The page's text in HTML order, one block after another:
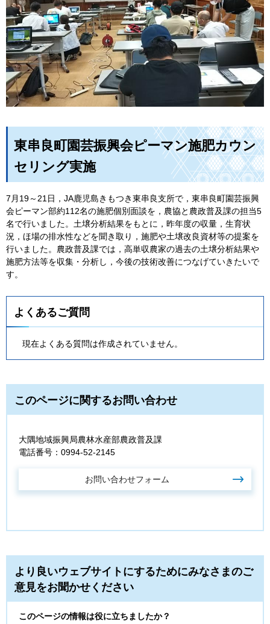
東串良町園芸振興会ピーマン施肥カウン
セリング実施
7月19～21日，JA鹿児島きもつき東串良支所で，東串良町園芸振興
会ピーマン部約112名の施肥個別面談を，農協と農政普及課の担当5
名で行いました。土壌分析結果をもとに，昨年度の収量，生育状
況，ほ場の排水性などを聞き取り，施肥や土壌改良資材等の提案を
行いました。農政普及課では，高単収農家の過去の土壌分析結果や
施肥方法等を収集・分析し，今後の技術改善につなげていきたいで
す。
よくあるご質問
現在よくある質問は作成されていません。
このページに関するお問い合わせ
大隅地域振興局農林水産部農政普及課
電話番号：0994-52-2145
より良いウェブサイトにするためにみなさまのご
意見をお聞かせください
このページの情報は役に立ちましたか？